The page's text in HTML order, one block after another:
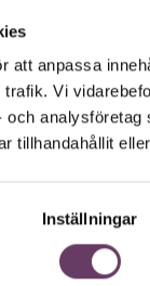
att anpassa
Vi
tillhandahållit
Inställningar